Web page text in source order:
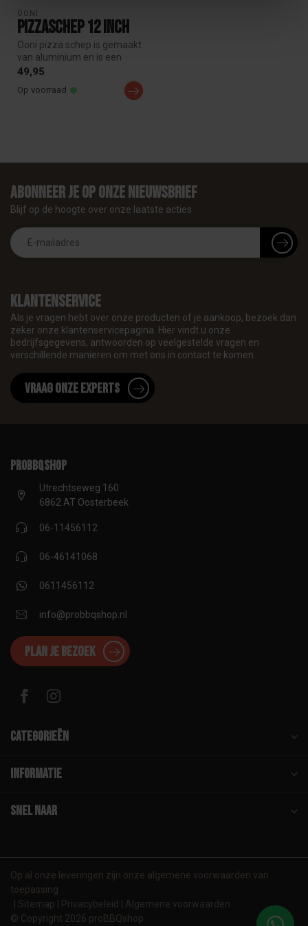
OONI
Pizzaschep 12 inch
Ooni pizza schep is gemaakt
van aluminium en is een
"Must Have" om de Pizza
49,95
Op voorraad
Klantenservice
Als je vragen hebt over onze producten of je aankoop, bezoek dan
zeker onze klantenservicepagina. Hier vindt u onze
bedrijfsgegevens, antwoorden op veelgestelde vragen en
verschillende manieren om met ons in contact te komen.
Vraag onze experts
Abonneer je op onze nieuwsbrief
Blijf op de hoogte over onze laatste acties
proBBQshop
Utrechtseweg 160
6862 AT Oosterbeek
06-11456112
06-46141068
0611456112
info@probbqshop.nl
Plan je bezoek
Categorieën
Informatie
Snel naar
Op al onze leveringen zijn onze algemene voorwaarden van
toepassing
Sitemap
Privacybeleid
Algemene voorwaarden
© Copyright 2026 proBBQshop